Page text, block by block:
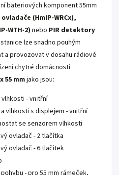
bateriových komponent 55mm
(HmIP-WRCx),
WTH-2) nebo PIR detektory
stanice lze snadno pouhým
a provozovat v dosahu rádiové
chytré domácnosti
55 mm jako jsou:
- vnitřní
vlhkosti s displejem - vnitřní
se senzorem vlhkosti
ovladač - 2 tlačítka
ovladač - 6 tlačítek
- pro 55 mm rámeček,